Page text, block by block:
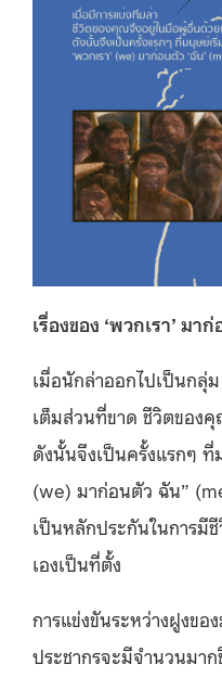
เรื่องของ ‘พวกเรา’ มา
เมื่อนักล่าออกไปเป็นกลุ่
เต็มส่วนที่ขาด ชีวิตของ
ดังนั้นจึงเป็นครั้งแรกๆ ที่
(we) มาก่อนตัว ฉัน”
เป็นหลักประกันในการมี
เองเป็นที่ตั้ง
การแข่งขันระหว่างฝูงข
ประชากรจะมีจำนวนมา